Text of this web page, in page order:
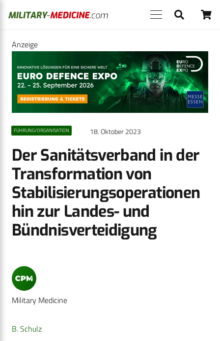
Anzeige
FÜHRUNG/ORGANISATION 18. Oktober 2023
Der Sanitätsverband in der
Transformation von
Stabilisierungsoperationen
hin zur Landes- und
Bündnisverteidigung
Military Medicine
B. Schulz